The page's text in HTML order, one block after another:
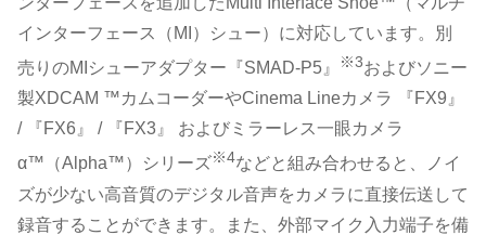
インターフェース（MI）シュー）に対応しています。別
売りのMIシューアダプター『SMAD-P5』
※3およびソニー
製XDCAM ™カムコーダーやCinema Lineカメラ 『FX9』
/ 『FX6』 / 『FX3』 およびミラーレス一眼カメラ
α™（Alpha™）シリーズ※4などと組み合わせると、ノイ
ズが少ない高音質のデジタル音声をカメラに直接伝送して
録音することができます。また、外部マイク入力端子を備